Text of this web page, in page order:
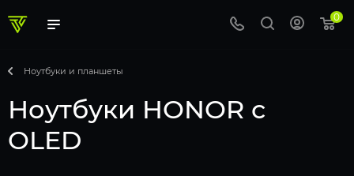
0
Ноутбуки и планшеты
Ноутбуки HONOR с
OLED